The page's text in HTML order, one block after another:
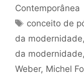
Contemporânea
Tags
conceito de
da modernidade,
da modernidade,
Weber, Michel